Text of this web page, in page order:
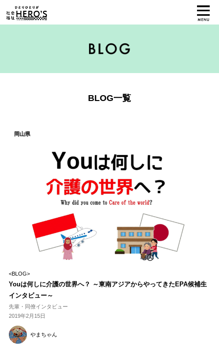
BLOG一覧
岡山県
<BLOG>
Youは何しに介護の世界へ？ ～東南アジアからやってきたEPA候補生
インタビュー～
先輩・同僚インタビュー
2019年2月15日
やまちゃん